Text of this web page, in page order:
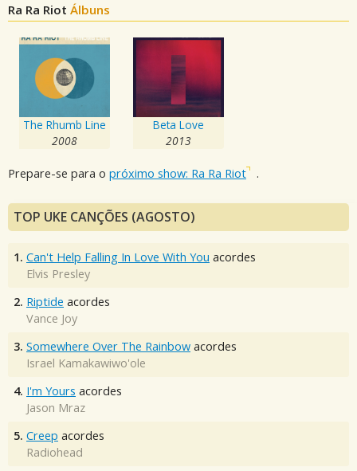
Ra Ra Riot Álbuns
The Rhumb Line
2008
Beta Love
2013
Prepare-se para o próximo show: Ra Ra Riot .
TOP UKE CANÇÕES (AGOSTO)
1. Can't Help Falling In Love With You acordes
Elvis Presley
2. Riptide acordes
Vance Joy
3. Somewhere Over The Rainbow acordes
Israel Kamakawiwo'ole
4. I'm Yours acordes
Jason Mraz
5. Creep acordes
Radiohead